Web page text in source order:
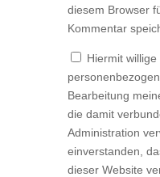
diesem Browser
Kommentar
Hiermit
Bearbeitung
die damit
Administration
einverstanden,
dieser Website